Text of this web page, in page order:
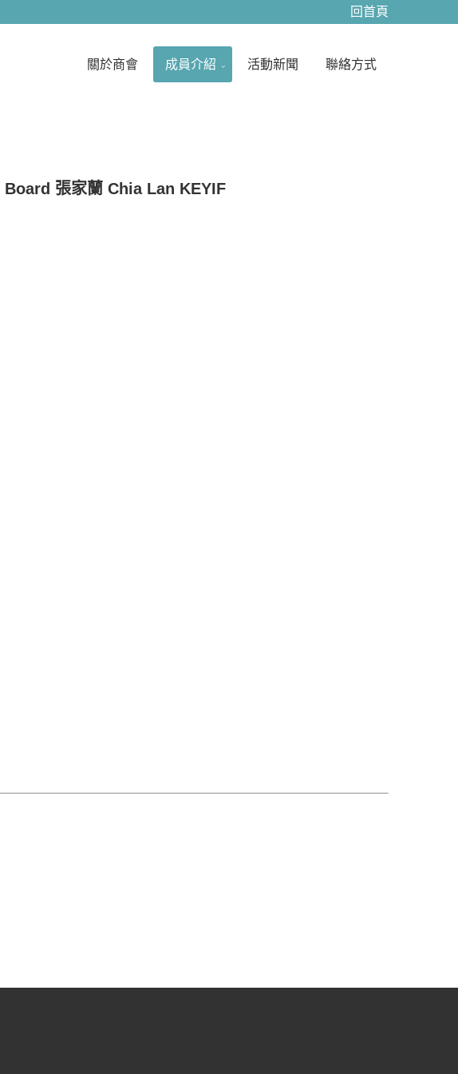
回首頁
用擁有更大空間和競爭優勢以及能更有競爭力，不僅要滿足客戶的需求 以實
於客戶意見，我們將進行了解，提出改善方案及持續追蹤 持續不斷提升服務
度商品為目標，本著誠信、正直、專注、服務的企業文化 落實以客為尊的企
斷提升整體客戶服務滿意度。踏實的經營、穩健的績效一直是我們凝聚動力
市場的研發方向,，唯有誠信才能使企業贏得股東、員工,而機動性的研發、迅速
諧及超越自我，積極創造新的差異化,掌握先機、創造財富、誠信服務、保障
關於商會 成員介紹 活動新聞 聯絡方式
張家蘭 Chia Lan KEYIF